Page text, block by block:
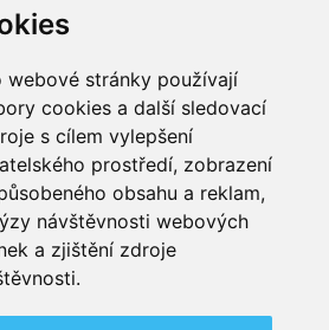
webové stránky používají
cookies a další sledovací
s cílem vylepšení
prostředí, zobrazení
obsahu a reklam,
návštěvnosti webových
a zjištění zdroje